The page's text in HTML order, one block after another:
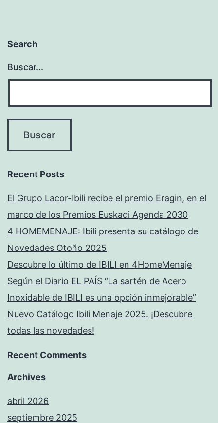
Search
Buscar...
Recent Posts
El Grupo Lacor-Ibili recibe el premio Eragin, en el
marco de los Premios Euskadi Agenda 2030
4 HOMEMENAJE: Ibili presenta su catálogo de
Novedades Otoño 2025
Descubre lo último de IBILI en 4HomeMenaje
Según el Diario EL PAÍS “La sartén de Acero
Inoxidable de IBILI es una opción inmejorable”
Nuevo Catálogo Ibili Menaje 2025. ¡Descubre
todas las novedades!
Recent Comments
Archives
abril 2026
septiembre 2025